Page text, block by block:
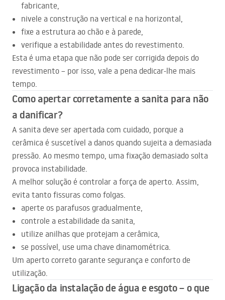
fabricante,
nivele a construção na vertical e na horizontal,
fixe a estrutura ao chão e à parede,
verifique a estabilidade antes do revestimento.
Esta é uma etapa que não pode ser corrigida depois do
revestimento – por isso, vale a pena dedicar-lhe mais
tempo.
Como apertar corretamente a sanita para não
a danificar?
A sanita deve ser apertada com cuidado, porque a
cerâmica é suscetível a danos quando sujeita a demasiada
pressão. Ao mesmo tempo, uma fixação demasiado solta
provoca instabilidade.
A melhor solução é controlar a força de aperto. Assim,
evita tanto fissuras como folgas.
aperte os parafusos gradualmente,
controle a estabilidade da sanita,
utilize anilhas que protejam a cerâmica,
se possível, use uma chave dinamométrica.
Um aperto correto garante segurança e conforto de
utilização.
Ligação da instalação de água e esgoto – o que